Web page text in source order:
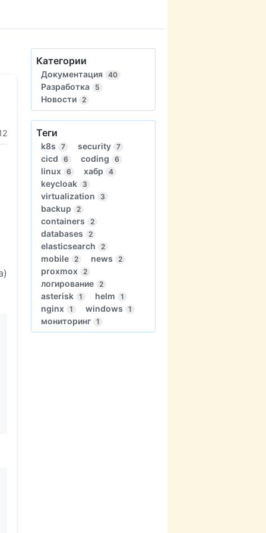
Категории
Документация 40
Разработка 5
Новости 2
Теги
k8s 7 security 7
cicd 6 coding 6
linux 6 хабр 4
keycloak 3
virtualization 3
backup 2
containers 2
databases 2
elasticsearch 2
mobile 2 news 2
proxmox 2
логирование 2
asterisk 1 helm 1
nginx 1 windows 1
мониторинг 1